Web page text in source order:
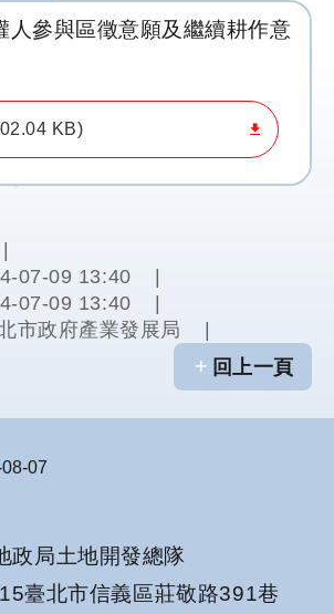
人參與區徵意願及繼續耕作意
KB)
07-09 13:40
07-09 13:40
市政府產業發展局
回上一頁
07
政局土地開發總隊
臺北市信義區莊敬路391巷